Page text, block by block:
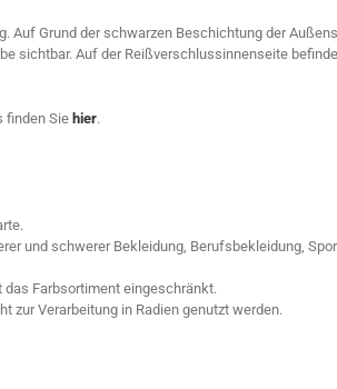
Auf Grund der schwarzen Beschichtung der
sichtbar. Auf der Reißverschlussinnenseite
finden Sie hier.
und schwerer Bekleidung, Berufsbekleidung,
das Farbsortiment eingeschränkt.
zur Verarbeitung in Radien genutzt werden.